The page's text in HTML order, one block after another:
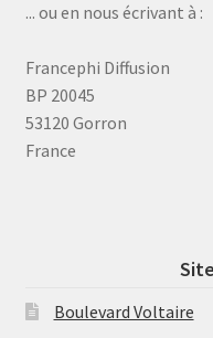
... ou en nous écrivant à :
Francephi Diffusion
BP 20045
53120 Gorron
France
Boulevard Voltaire